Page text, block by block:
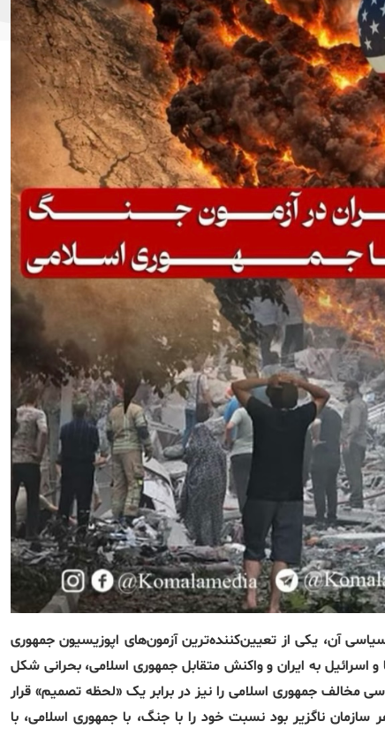
آن، یکی از تعیین‌کننده‌ترین آزمون‌های اپوزیسیون جمهوری
آغاز حملات هوایی آمریکا و اسرائیل به ایران و واکنش متقابل جمهوری اسلامی، بحرانی شکل
مخالف جمهوری اسلامی را نیز در برابر یک «لحظه تصمیم» قرار
ناگزیر بود نسبت خود را با جنگ، با جمهوری اسلامی، با